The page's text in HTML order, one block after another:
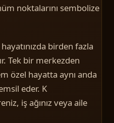
noktalarını sembolize
birden fazla
Tek bir merkezden
özel hayatta aynı anda
eder. K
iş ağınız veya aile